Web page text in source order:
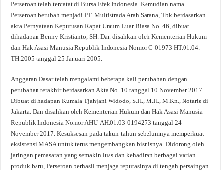
Perseroan telah tercatat di Bursa Efek Indonesia. Kemudian nama
Perseroan berubah menjadi PT. Multistrada Arah Sarana, Tbk berdasarkan
akta Pernyataan Keputusan Rapat Umum Luar Biasa No. 46, dibuat
dihadapan Benny Kristianto, SH. Dan disahkan oleh Kementerian Hukum
dan Hak Asasi Manusia Republik Indonesia Nomor C-01973 HT.01.04.
TH.2005 tanggal 25 Januari 2005.
Anggaran Dasar telah mengalami beberapa kali perubahan dengan
perubahan terakhir berdasarkan Akta No. 10 tanggal 10 November 2017.
Dibuat di hadapan Kumala Tjahjani Widodo, S.H., M.H., M.Kn., Notaris di
Jakarta. Dan disahkan oleh Kementerian Hukum dan Hak Asasi Manusia
Republik Indonesia Nomor AHU-AH.01.03-0194273 tanggal 24
November 2017. Kesuksesan pada tahun-tahun sebelumnya memperkuat
eksistensi MASA untuk terus mengembangkan bisnisnya. Didorong oleh
jaringan pemasaran yang semakin luas dan kehadiran berbagai varian
produk baru, Perseroan berhasil menjaga reputasinya di tengah persaingan